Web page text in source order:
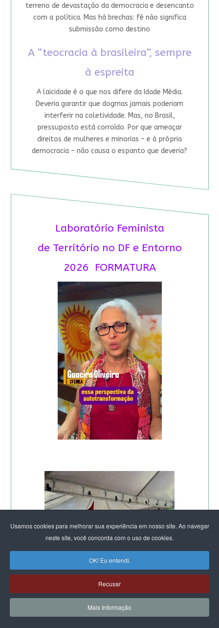
Usamos cookies para melhorar sua experiência em nosso site. Ao navegar
neste site, você concorda com o uso de cookies.
OK! Eu entendi.
Recusar
Mais Informação
terreno de devastação da democracia e desencanto
com a política. Mas há brechas: fé não significa
submissão como destino
A “teocracia à brasileira”, sempre
à espreita
A laicidade é o que nos difere da Idade Média.
Deveria garantir que dogmas jamais poderiam
interferir na coletividade. Mas, no Brasil,
pressuposto está corroído. Por que ameaçar
direitos de mulheres e minorias – e à própria
democracia – não causa o espanto que deveria?
Laboratório Feminista
de Território no DF e Entorno
2026 FORMATURA